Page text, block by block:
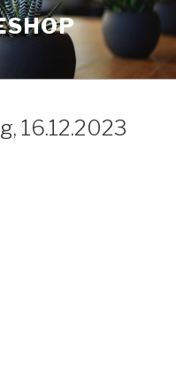
16.12.2023